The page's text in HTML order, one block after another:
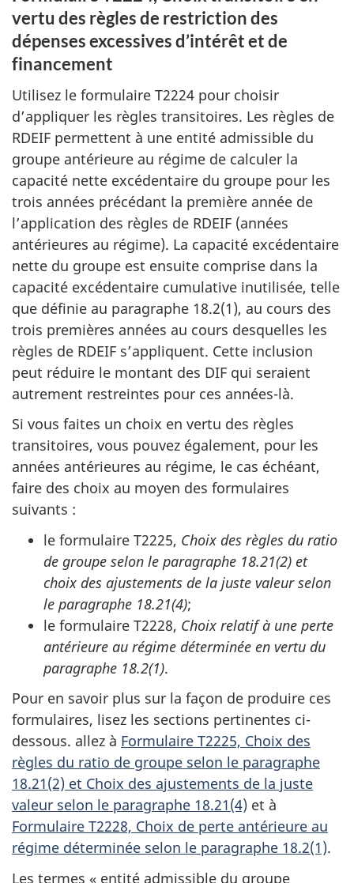
vertu des règles de restriction des
dépenses excessives d’intérêt et de
financement
Utilisez le formulaire T2224 pour choisir
d’appliquer les règles transitoires. Les règles de
RDEIF permettent à une entité admissible du
groupe antérieure au régime de calculer la
capacité nette excédentaire du groupe pour les
trois années précédant la première année de
l’application des règles de RDEIF (années
antérieures au régime). La capacité excédentaire
nette du groupe est ensuite comprise dans la
capacité excédentaire cumulative inutilisée, telle
que définie au paragraphe 18.2(1), au cours des
trois premières années au cours desquelles les
règles de RDEIF s’appliquent. Cette inclusion
peut réduire le montant des DIF qui seraient
autrement restreintes pour ces années-là.
Si vous faites un choix en vertu des règles
transitoires, vous pouvez également, pour les
années antérieures au régime, le cas échéant,
faire des choix au moyen des formulaires
suivants :
le formulaire T2225, Choix des règles du ratio
de groupe selon le paragraphe 18.21(2) et
choix des ajustements de la juste valeur selon
le paragraphe 18.21(4);
le formulaire T2228, Choix relatif à une perte
antérieure au régime déterminée en vertu du
paragraphe 18.2(1).
Pour en savoir plus sur la façon de produire ces
formulaires, lisez les sections pertinentes ci-
dessous. allez à Formulaire T2225, Choix des
règles du ratio de groupe selon le paragraphe
18.21(2) et Choix des ajustements de la juste
valeur selon le paragraphe 18.21(4) et à
Formulaire T2228, Choix de perte antérieure au
régime déterminée selon le paragraphe 18.2(1).
Les termes « entité admissible du groupe